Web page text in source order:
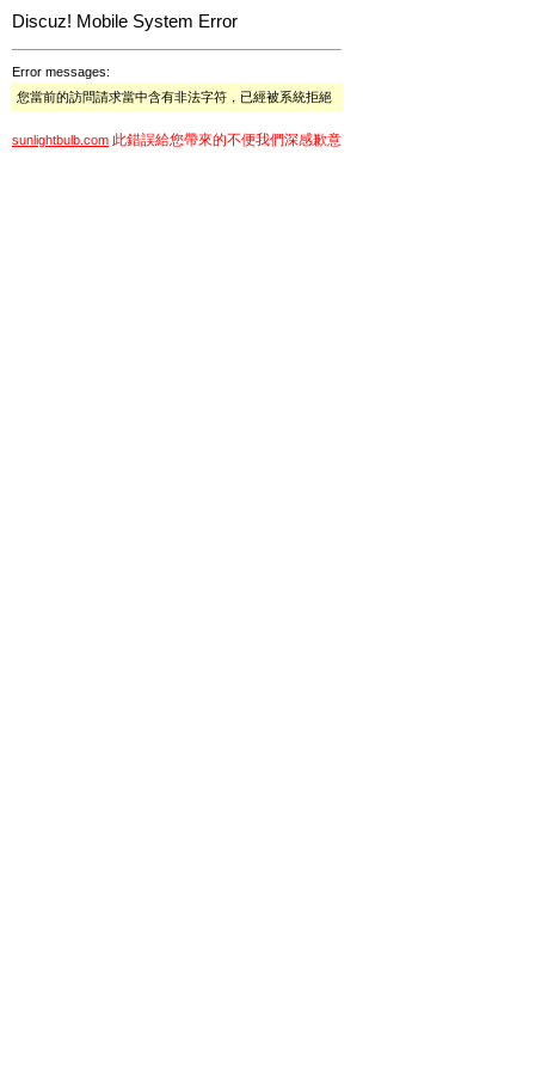
Discuz! Mobile System Error
Error messages:
您當前的訪問請求當中含有非法字符，已經被系統拒絕
sunlightbulb.com 此錯誤給您帶來的不便我們深感歉意